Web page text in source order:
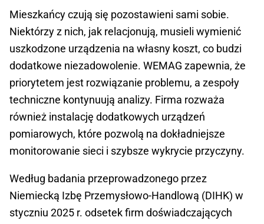
Mieszkańcy czują się pozostawieni sami sobie.
Niektórzy z nich, jak relacjonują, musieli wymienić
uszkodzone urządzenia na własny koszt, co budzi
dodatkowe niezadowolenie. WEMAG zapewnia, że
priorytetem jest rozwiązanie problemu, a zespoły
techniczne kontynuują analizy. Firma rozważa
również instalację dodatkowych urządzeń
pomiarowych, które pozwolą na dokładniejsze
monitorowanie sieci i szybsze wykrycie przyczyny.
Według badania przeprowadzonego przez
Niemiecką Izbę Przemysłowo-Handlową (DIHK) w
styczniu 2025 r. odsetek firm doświadczających